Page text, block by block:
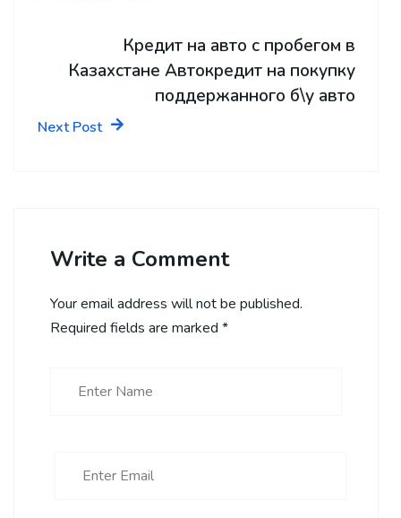
Кредит на авто с пробегом в
Казахстане Автокредит на покупку
поддержанного б\у авто
Next Post
Write a Comment
Your email address will not be published.
Required fields are marked *